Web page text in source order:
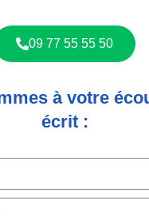
09 77 55 55 50
à votre
écrit :